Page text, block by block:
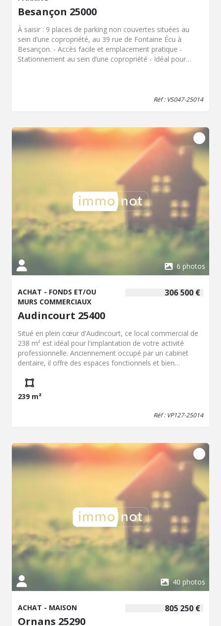
Besançon 25000
À saisir : 9 places de parking non couvertes situées au
sein d’une copropriété, au 39 rue de Fontaine Écu à
Besançon. - Accès facile et emplacement pratique -
Stationnement au sein d’une copropriété - Idéal pour
places constituent une opportunité intéressante avec un
400 €. Dans une copropriété de 105 lots. Quote-part
moyenne du budget prévisionnel 200 €/an. Aucune
procédure n'est en cours. Non soumis au DPE. Les
informations sur les risques auxquels ce bien est exposé
sont disponibles sur le site Géorisques :
Réf : VS047-25014
6 photos
306 500 €
ACHAT - FONDS ET/OU
MURS COMMERCIAUX
Audincourt 25400
Situé en plein cœur d'Audincourt, ce local commercial de
238 m² est idéal pour l'implantation de votre activité
professionnelle. Anciennement occupé par un cabinet
dentaire, il offre des espaces fonctionnels et bien
sont vendues avec. Ce bien est idéal pour des
professionnels à la recherche de locaux bien situés,
offrant de bonnes prestations et une belle surface pour
leur activité. Honoraires inclus de 5.69% à la charge de
Classe énergie F, Classe climat E. Les informations sur les
risques auxquels ce bien est exposé sont disponibles sur
le site Géorisques : georisques.gouv.fr.
239 m²
Réf : VP127-25014
40 photos
805 250 €
ACHAT - MAISON
Ornans 25290